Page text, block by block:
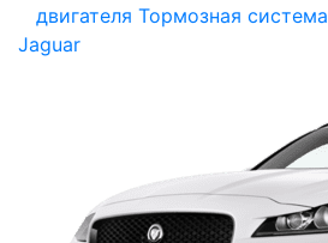
двигателя Тормозная система
Jaguar